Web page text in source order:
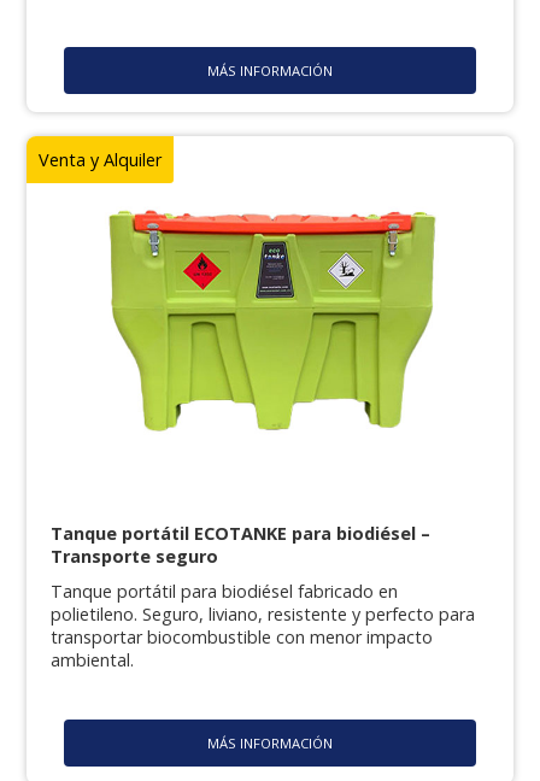
MÁS INFORMACIÓN
Venta y Alquiler
Tanque portátil ECOTANKE para biodiésel –
Transporte seguro
Tanque portátil para biodiésel fabricado en
polietileno. Seguro, liviano, resistente y perfecto para
transportar biocombustible con menor impacto
ambiental.
MÁS INFORMACIÓN